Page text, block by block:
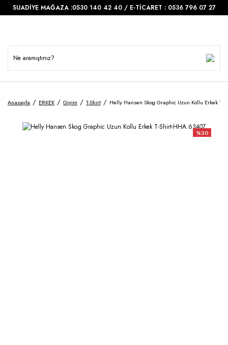
SUADİYE MAĞAZA :0530 140 42 40 / E-TİCARET : 0536 796 07 27
Anasayfa ERKEK Giyim T-Shirt Helly Hansen Skog Graphic Uzun Kollu Erkek T-
%30